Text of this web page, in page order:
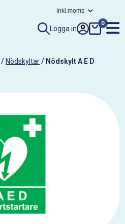
Logga in
0
/ Nödskyltar/ Nödskylt A E D